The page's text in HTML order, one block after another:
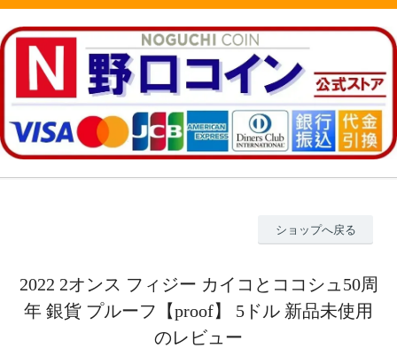
ショップへ戻る
2022 2オンス フィジー カイコとココシュ50周
年 銀貨 プルーフ【proof】 5ドル 新品未使用
のレビュー